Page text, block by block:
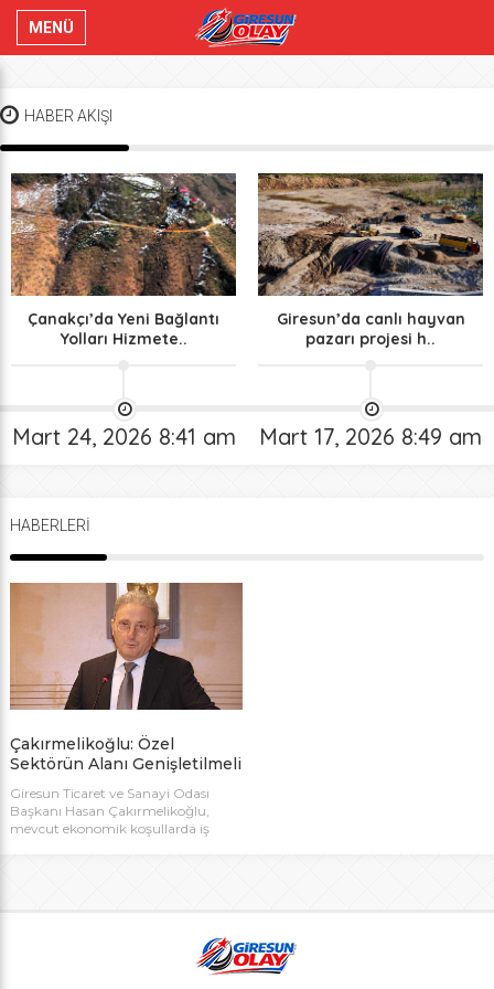
MENÜ
HABER AKIŞI
Çanakçı’da Yeni Bağlantı
Yolları Hizmete..
Mart 24, 2026 8:41 am
Giresun’da canlı hayvan
pazarı projesi h..
Mart 17, 2026 8:49 am
HABERLERİ
Çakırmelikoğlu: Özel
Sektörün Alanı Genişletilmeli
Giresun Ticaret ve Sanayi Odası
Başkanı Hasan Çakırmelikoğlu,
mevcut ekonomik koşullarda iş
güçlendirecek politikaların önemine